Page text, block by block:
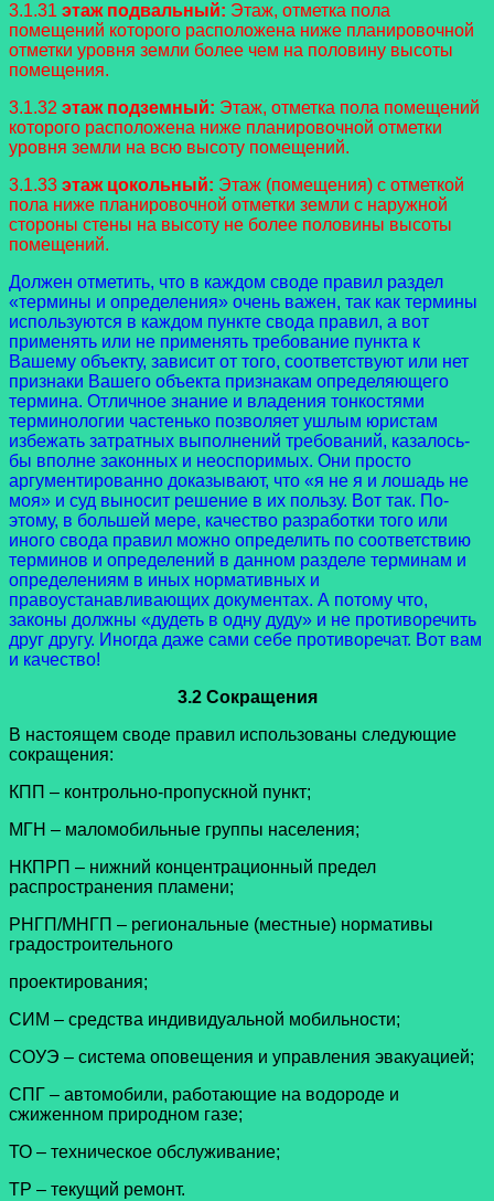
3.1.31 этаж подвальный: Этаж, отметка пола
помещений которого расположена ниже планировочной
отметки уровня земли более чем на половину высоты
помещения.
3.1.32 этаж подземный: Этаж, отметка пола помещений
которого расположена ниже планировочной отметки
уровня земли на всю высоту помещений.
3.1.33 этаж цокольный: Этаж (помещения) с отметкой
пола ниже планировочной отметки земли с наружной
стороны стены на высоту не более половины высоты
помещений.
Должен отметить, что в каждом своде правил раздел
«термины и определения» очень важен, так как термины
используются в каждом пункте свода правил, а вот
применять или не применять требование пункта к
Вашему объекту, зависит от того, соответствуют или нет
признаки Вашего объекта признакам определяющего
термина. Отличное знание и владения тонкостями
терминологии частенько позволяет ушлым юристам
избежать затратных выполнений требований, казалось-
бы вполне законных и неоспоримых. Они просто
аргументированно доказывают, что «я не я и лошадь не
моя» и суд выносит решение в их пользу. Вот так. По-
этому, в большей мере, качество разработки того или
иного свода правил можно определить по соответствию
терминов и определений в данном разделе терминам и
определениям в иных нормативных и
правоустанавливающих документах. А потому что,
законы должны «дудеть в одну дуду» и не противоречить
друг другу. Иногда даже сами себе противоречат. Вот вам
и качество!
3.2 Сокращения
В настоящем своде правил использованы следующие
сокращения:
КПП – контрольно-пропускной пункт;
МГН – маломобильные группы населения;
НКПРП – нижний концентрационный предел
распространения пламени;
РНГП/МНГП – региональные (местные) нормативы
градостроительного
проектирования;
СИМ – средства индивидуальной мобильности;
СОУЭ – система оповещения и управления эвакуацией;
СПГ – автомобили, работающие на водороде и
сжиженном природном газе;
ТО – техническое обслуживание;
ТР – текущий ремонт.